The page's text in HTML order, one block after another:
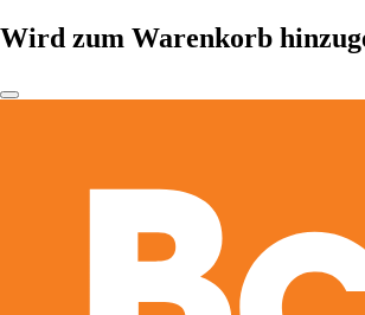
Wird zum Warenkorb